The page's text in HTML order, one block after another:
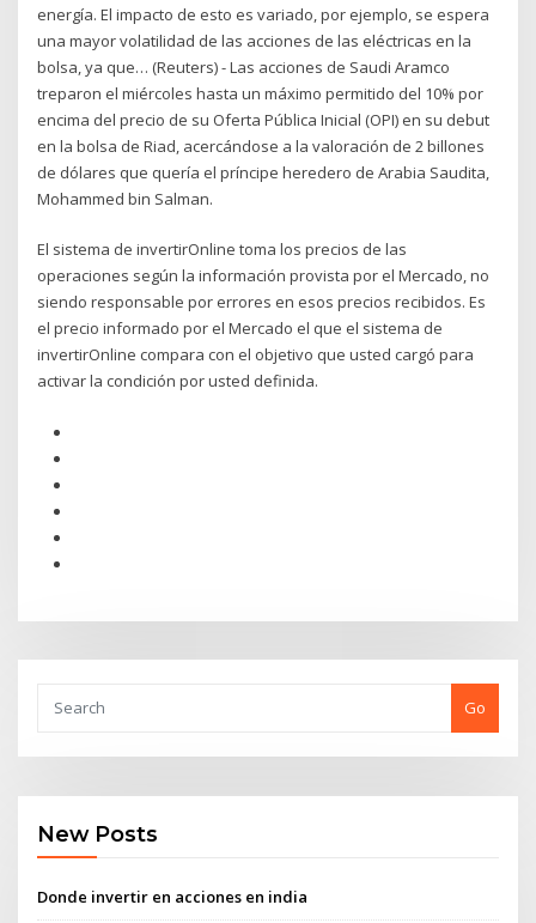
energía. El impacto de esto es variado, por ejemplo, se espera
una mayor volatilidad de las acciones de las eléctricas en la
bolsa, ya que… (Reuters) - Las acciones de Saudi Aramco
treparon el miércoles hasta un máximo permitido del 10% por
encima del precio de su Oferta Pública Inicial (OPI) en su debut
en la bolsa de Riad, acercándose a la valoración de 2 billones
de dólares que quería el príncipe heredero de Arabia Saudita,
Mohammed bin Salman.
El sistema de invertirOnline toma los precios de las
operaciones según la información provista por el Mercado, no
siendo responsable por errores en esos precios recibidos. Es
el precio informado por el Mercado el que el sistema de
invertirOnline compara con el objetivo que usted cargó para
activar la condición por usted definida.
Go
New Posts
Donde invertir en acciones en india